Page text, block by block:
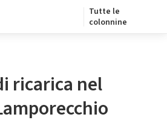
Tutte le
colonnine
ricarica nel